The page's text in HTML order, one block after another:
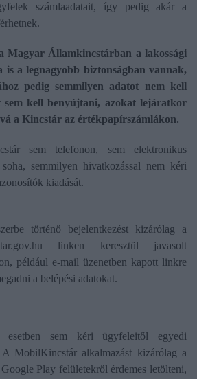
számlaadatait, így pedig akár a
Magyar Államkincstárban a lakossági
is a legnagyobb biztonságban vannak,
pedig semmilyen adatot nem kell
sem kell benyújtani, azokat lejáratkor
a Kincstár az értékpapírszámlákon.
sem telefonon, sem elektronikus
semmilyen hivatkozással nem kéri
kiadását.
történő bejelentkezést kizárólag a
linken keresztül javasolt
például e-mail üzenetben kapott linkre
a belépési adatokat.
esetben sem kéri ügyfeleitől egyedi
A MobilKincstár alkalmazást kizárólag a
Play felületekről érdemes letölteni,